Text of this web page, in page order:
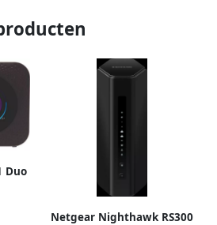
Duo
Netgear Nighthawk RS300